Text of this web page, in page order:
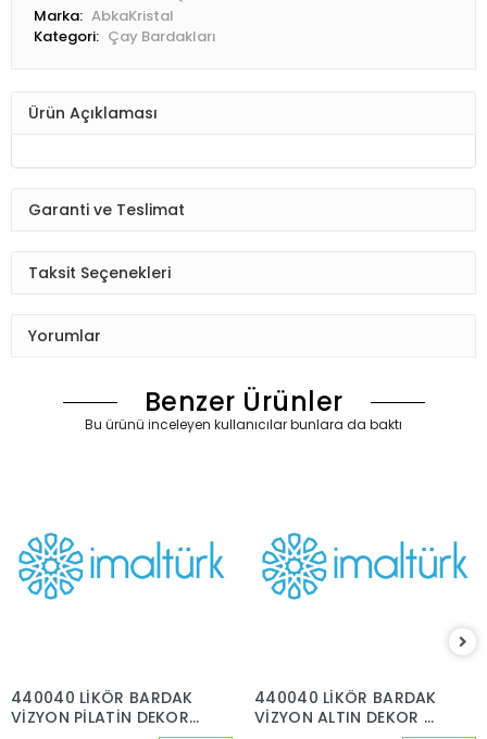
Marka: AbkaKristal
Kategori: Çay Bardakları
Ürün Açıklaması
Garanti ve Teslimat
Taksit Seçenekleri
Yorumlar
Benzer Ürünler
Bu ürünü inceleyen kullanıcılar bunlara da baktı
440040 LİKÖR BARDAK
VİZYON PİLATİN DEKOR
440040 LİKÖR BARDAK
VİZYON ALTIN DEKOR 6